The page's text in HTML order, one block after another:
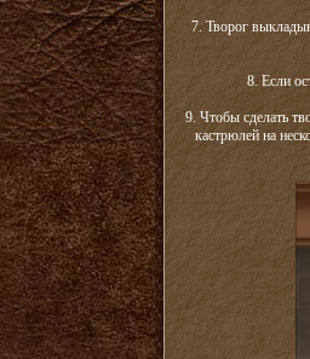
7. Творог
8. Если
9. Чтобы сделать
кастрюлей на